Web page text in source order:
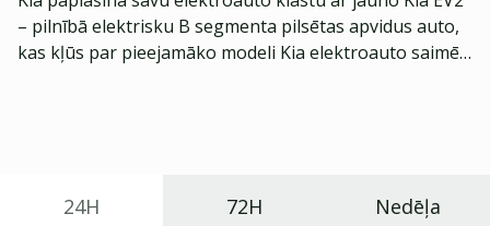
– pilnībā elektrisku B segmenta pilsētas apvidus auto,
kas kļūs par pieejamāko modeli Kia elektroauto saimē
24H 72H Nedēļa